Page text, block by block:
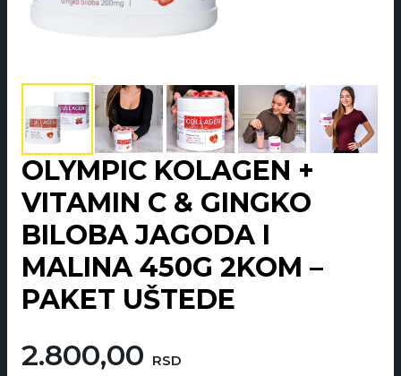
OLYMPIC KOLAGEN +
VITAMIN C & GINGKO
BILOBA JAGODA I
MALINA 450G 2KOM –
PAKET UŠTEDE
2.800,00 RSD